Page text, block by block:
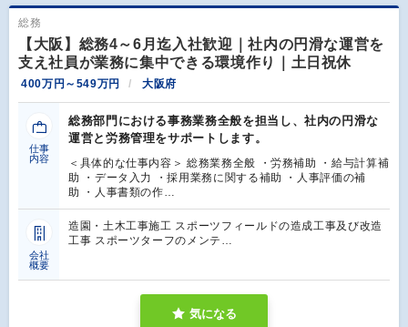
総務
【大阪】総務4～6月迄入社歓迎｜社内の円滑な運営を
支え社員が業務に集中できる環境作り｜土日祝休
400万円～549万円 大阪府
仕事
内容
総務部門における事務業務全般を担当し、社内の円滑な
運営と労務管理をサポートします。
＜具体的な仕事内容＞ 総務業務全般 ・労務補助 ・給与計算補
助 ・データ入力 ・採用業務に関する補助 ・人事評価の補
助 ・人事書類の作…
会社
概要
造園・土木工事施工 スポーツフィールドの造成工事及び改造
工事 スポーツターフのメンテ…
気になる